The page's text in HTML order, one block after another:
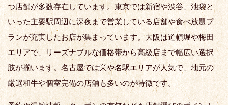
つ店舗が多数存在しています。東京では新宿や渋谷、池袋と
いった主要駅周辺に深夜まで営業している店舗や食べ放題プ
ランが充実したお店が集まっています。大阪は道頓堀や梅田
エリアで、リーズナブルな価格帯から高級店まで幅広い選択
肢が揃います。名古屋では栄や名駅エリアが人気で、地元の
厳選和牛や個室完備の店舗も多いのが特徴です。